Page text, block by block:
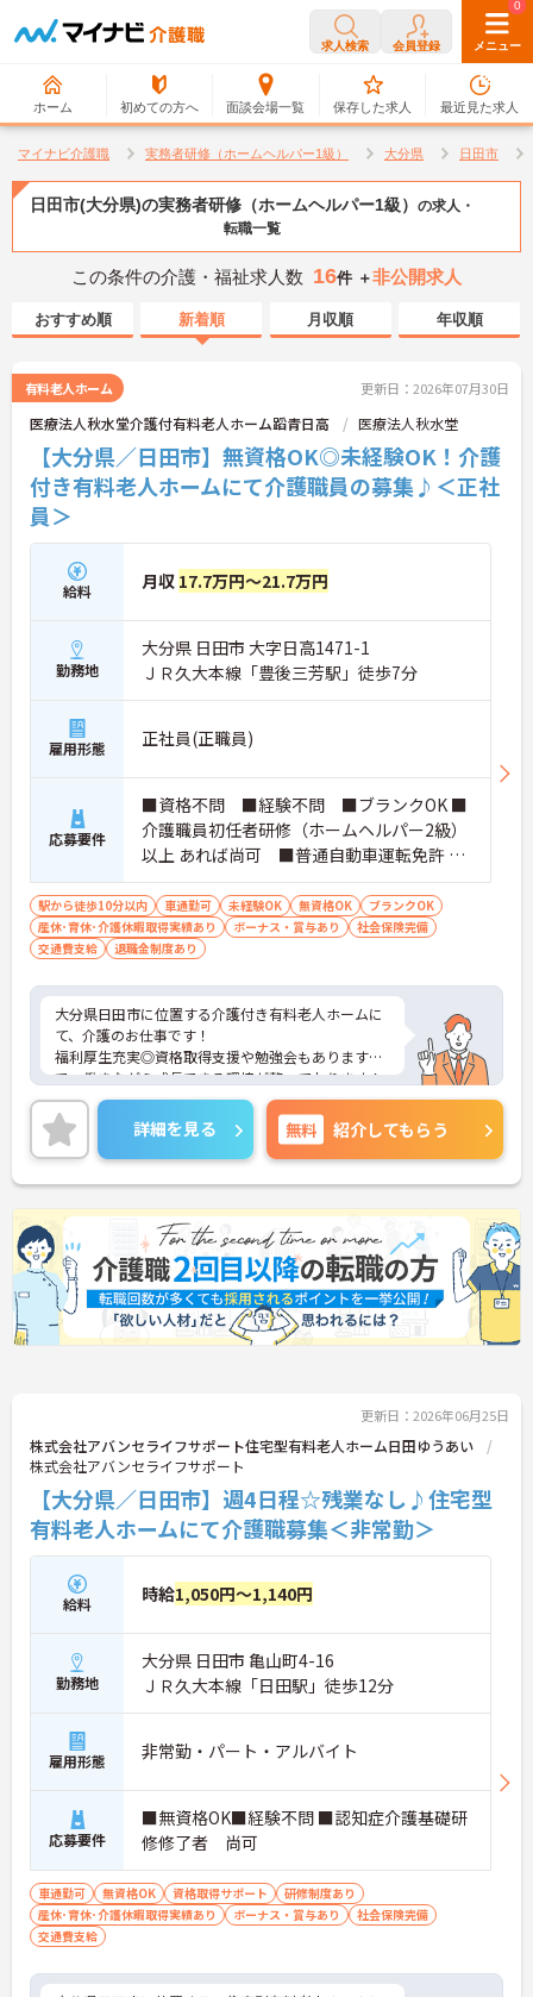
求人検索 会員登録 メニュー
ホーム 初めての方へ 面談会場一覧
0
保存した求人
0
最近見た求人
マイナビ介護職 実務者研修（ホームヘルパー1級） 大分県 日田市
日田市(大分県)の実務者研修（ホームヘルパー1級） の求人・
転職一覧
この条件の介護・福祉求人数 16件 ＋非公開求人
おすすめ順 新着順 月収順 年収順
有料老人ホーム 更新日：2026年07月30日
医療法人秋水堂介護付有料老人ホーム蹈青日高 医療法人秋水堂
【大分県／日田市】無資格OK◎未経験OK！介護
付き有料老人ホームにて介護職員の募集♪＜正社
員＞
給料 月収 17.7万円～21.7万円
勤務地
大分県 日田市 大字日高1471-1
ＪＲ久大本線「豊後三芳駅」徒歩7分
雇用形態 正社員(正職員)
応募要件
■資格不問 ■経験不問 ■ブランクOK ■
介護職員初任者研修（ホームヘルパー2級）
以上 あれば尚可 ■普通自動車運転免許 あ
れば尚可
駅から徒歩10分以内 車通勤可 未経験OK 無資格OK
ブランクOK
産休･育休･介護休暇取得実績あり
ボーナス・賞与あり
社会保険完備
交通費支給
退職金制度あり
大分県日田市に位置する介護付き有料老人ホームに
て、介護のお仕事です！
福利厚生充実◎資格取得支援や勉強会もありますの
で、働きながら成長できる環境が整っております！
経験の浅い方やブランクのある方でも安心して働く
ことが可能です。
ご興味のある方には、面接対策ポイントなど、さら
に詳細をお話しいたしますのでお気軽にご相談くだ
さい！
詳細を見る 無料 紹介してもらう
更新日：2026年06月25日
株式会社アバンセライフサポート住宅型有料老人ホーム日田ゆうあい
株式会社アバンセライフサポート
【大分県／日田市】週4日程☆残業なし♪住宅型
有料老人ホームにて介護職募集＜非常勤＞
給料 時給1,050円～1,140円
勤務地
大分県 日田市 亀山町4-16
ＪＲ久大本線「日田駅」徒歩12分
雇用形態 非常勤・パート・アルバイト
応募要件
■無資格OK■経験不問 ■認知症介護基礎研
修修了者 尚可
車通勤可 無資格OK 資格取得サポート
研修制度あり
産休･育休･介護休暇取得実績あり
ボーナス・賞与あり
社会保険完備
交通費支給